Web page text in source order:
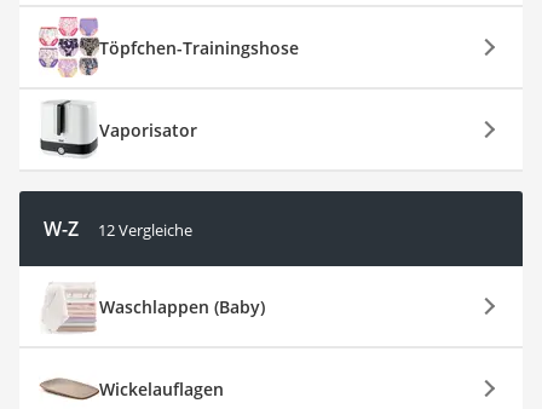
Töpfchen-Trainingshose
Vaporisator
W-Z 12 Vergleiche
Waschlappen (Baby)
Wickelauflagen